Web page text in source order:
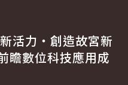
活力‧創造故宮新
瞻數位科技應用成